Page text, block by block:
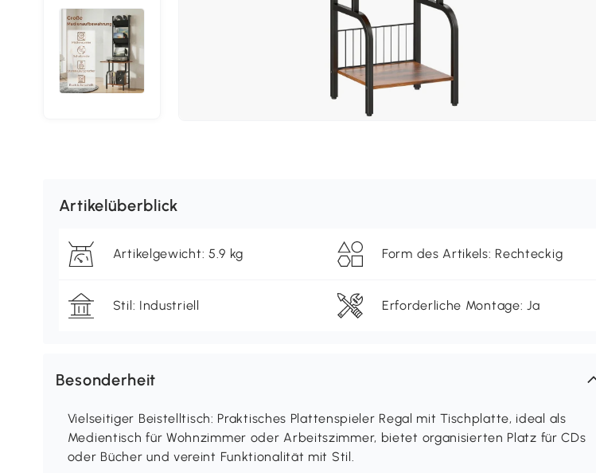
Artikelüberblick
Artikelgewicht: 5.9 kg Form des Artikels: Rechteckig
Stil: Industriell Erforderliche Montage: Ja
Besonderheit
Vielseitiger Beistelltisch: Praktisches Plattenspieler Regal mit Tischplatte, ideal als
Medientisch für Wohnzimmer oder Arbeitszimmer, bietet organisierten Platz für CDs
oder Bücher und vereint Funktionalität mit Stil.